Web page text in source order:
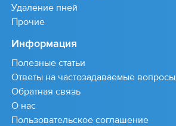
Удаление пней
Прочие
Информация
Полезные статьи
Ответы на частозадаваемые вопросы
Обратная связь
О нас
Пользовательское соглашение